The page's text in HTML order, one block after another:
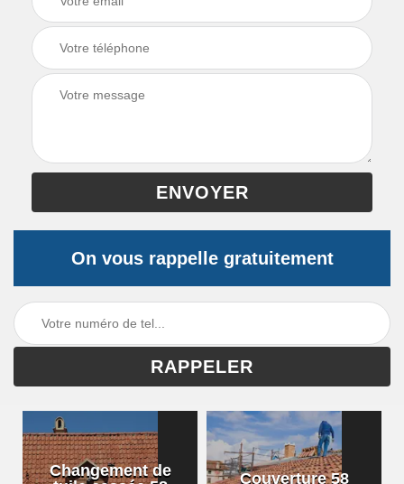
On vous rappelle gratuitement
Changement de
Couverture 58